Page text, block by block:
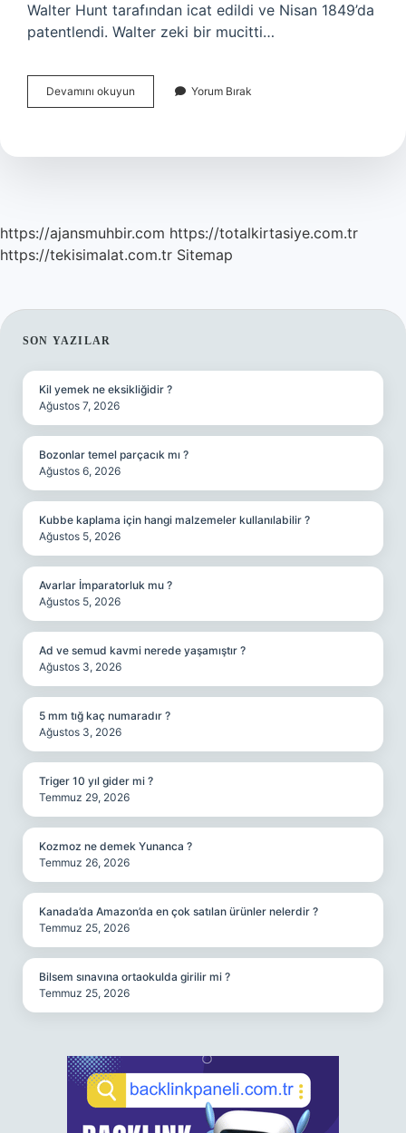
Walter Hunt tarafından icat edildi ve Nisan 1849’da
patentlendi. Walter zeki bir mucitti…
Devamını okuyun
Iğneyi
Yorum Bırak
https://ajansmuhbir.com https://totalkirtasiye.com.tr
https://tekisimalat.com.tr Sitemap
SIDEBAR
SON YAZILAR
Kil yemek ne eksikliğidir ?
Ağustos 7, 2026
Bozonlar temel parçacık mı ?
Ağustos 6, 2026
Kubbe kaplama için hangi malzemeler kullanılabilir ?
Ağustos 5, 2026
Avarlar İmparatorluk mu ?
Ağustos 5, 2026
Ad ve semud kavmi nerede yaşamıştır ?
Ağustos 3, 2026
5 mm tığ kaç numaradır ?
Ağustos 3, 2026
Triger 10 yıl gider mi ?
Temmuz 29, 2026
Kozmoz ne demek Yunanca ?
Temmuz 26, 2026
Kanada’da Amazon’da en çok satılan ürünler nelerdir ?
Temmuz 25, 2026
Bilsem sınavına ortaokulda girilir mi ?
Temmuz 25, 2026